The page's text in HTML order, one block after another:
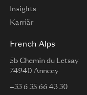
Insights
Karriär
French Alps
5b Chemin du Letsay
74940 Annecy
+33 6 35 66 43 30